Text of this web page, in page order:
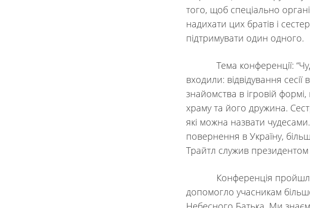
того, щоб спеціально
надихати цих братів і
підтримувати один одного.
Тема конференції:
входили: відвідування сесії
знайомства в ігровій
храму та його дружина.
які можна назвати
повернення в Україну,
Трайтл служив президентом
Конференція пройшла в
допомогло учасникам